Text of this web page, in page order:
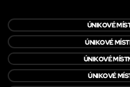
ÚNIKOVÉ
ÚNIKOVÉ
ÚNIKOVÉ
ÚNIKOVÉ